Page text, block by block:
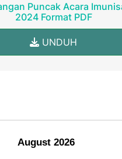
Puncak Acara
2024 Format PDF
UNDUH
August 2026